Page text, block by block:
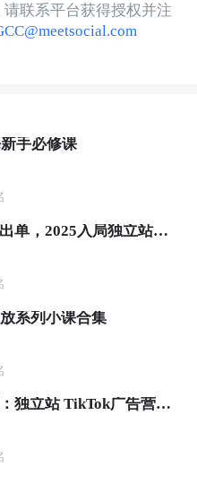
联系平台获得授权并注
手必修课
从建站到出单，2025入局独立站必修课
系列小课合集
飞跃计划：独立站 TikTok广告营销实战课